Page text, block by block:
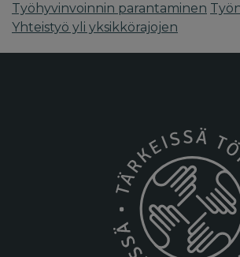
Työhyvinvoinnin parantaminen
Yhteistyö yli yksikkörajojen